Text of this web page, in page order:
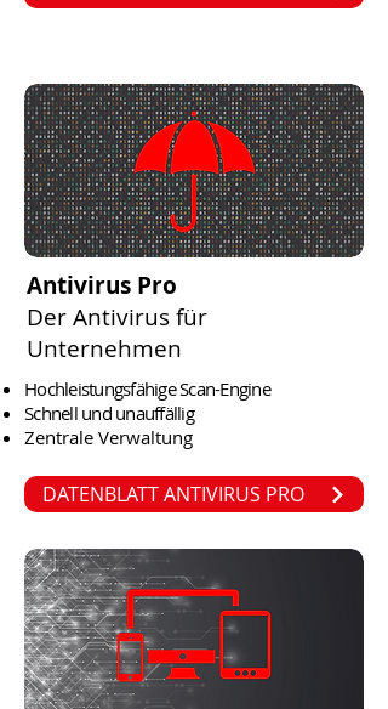
Antivirus Pro
Der Antivirus für
Unternehmen
Hochleistungsfähige Scan-Engine
Schnell und unauffällig
Zentrale Verwaltung
DATENBLATT ANTIVIRUS PRO